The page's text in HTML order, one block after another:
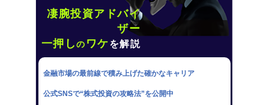
凄腕投資アドバイ
ザー
一押しの ワケを解説
金融市場の最前線で積み上げた確かなキャリア
公式SNSで“株式投資の攻略法”を公開中